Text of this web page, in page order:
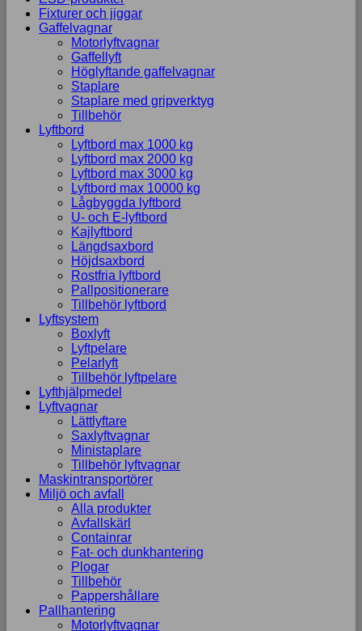
Fixturer och jiggar
Gaffelvagnar
Motorlyftvagnar
Gaffellyft
Höglyftande gaffelvagnar
Staplare
Staplare med gripverktyg
Tillbehör
Lyftbord
Lyftbord max 1000 kg
Lyftbord max 2000 kg
Lyftbord max 3000 kg
Lyftbord max 10000 kg
Lågbyggda lyftbord
U- och E-lyftbord
Kajlyftbord
Längdsaxbord
Höjdsaxbord
Rostfria lyftbord
Pallpositionerare
Tillbehör lyftbord
Lyftsystem
Boxlyft
Lyftpelare
Pelarlyft
Tillbehör lyftpelare
Lyfthjälpmedel
Lyftvagnar
Lättlyftare
Saxlyftvagnar
Ministaplare
Tillbehör lyftvagnar
Maskintransportörer
Miljö och avfall
Alla produkter
Avfallskärl
Containrar
Fat- och dunkhantering
Plogar
Tillbehör
Pappershållare
Pallhantering
Motorlyftvagnar